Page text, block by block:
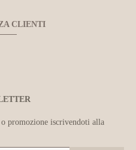
CLIENTI
o promozione iscrivendoti alla